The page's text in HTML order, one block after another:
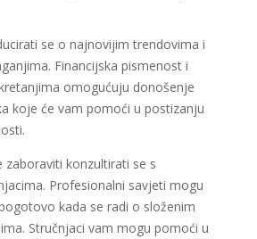
se o najnovijim trendovima i
Financijska pismenost i
omogućuju donošenje
koje će vam pomoći u postizanju
konzultirati se s
Profesionalni savjeti mogu
kada se radi o složenim
Stručnjaci vam mogu pomoći u